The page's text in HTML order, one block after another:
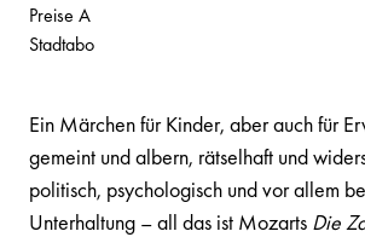
Ein Märchen für Kinder, aber auch für
gemeint und albern, rätselhaft und
politisch, psychologisch und vor allem
Unterhaltung – all das ist Mozarts Die
Preise A
Stadtabo